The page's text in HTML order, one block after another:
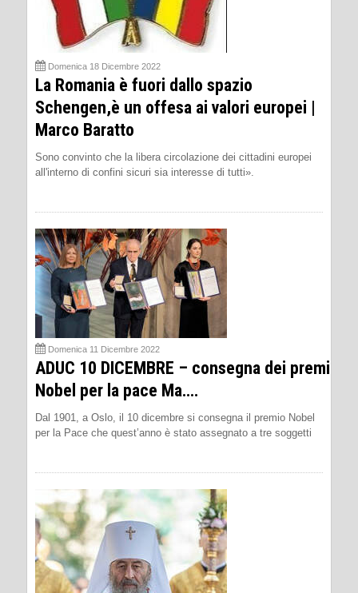
Domenica 18 Dicembre 2022
La Romania è fuori dallo spazio
Schengen,è un offesa ai valori europei |
Marco Baratto
Sono convinto che la libera circolazione dei cittadini europei
all'interno di confini sicuri sia interesse di tutti».
Domenica 11 Dicembre 2022
ADUC 10 DICEMBRE – consegna dei premi
Nobel per la pace Ma….
Dal 1901, a Oslo, il 10 dicembre si consegna il premio Nobel
per la Pace che quest’anno è stato assegnato a tre soggetti